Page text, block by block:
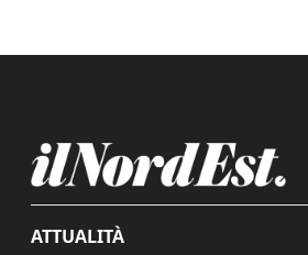
ATTUALITÀ